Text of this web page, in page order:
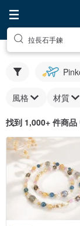
拉長石手鍊
風格 材質
找到 1,000+ 件商品